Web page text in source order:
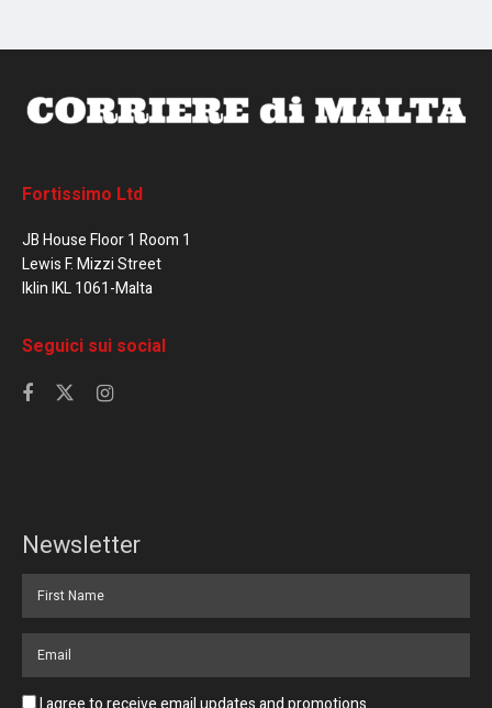
Fortissimo Ltd
JB House Floor 1 Room 1
Lewis F. Mizzi Street
Iklin IKL 1061-Malta
Seguici sui social
Newsletter